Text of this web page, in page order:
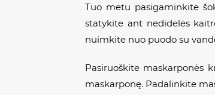
Tuo metu pasigaminkite
statykite ant nedidelės
nuimkite nuo puodo su
Pasiruoškite maskarponės
maskarponę. Padalinkite